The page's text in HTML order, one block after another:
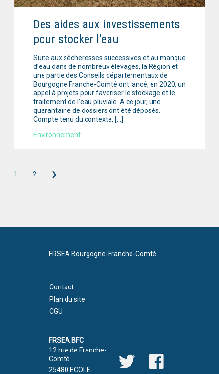
Des aides aux investissements
pour stocker l’eau
Suite aux sécheresses successives et au manque
d’eau dans de nombreux élevages, la Région et
une partie des Conseils départementaux de
Bourgogne Franche-Comté ont lancé, en 2020, un
appel à projets pour favoriser le stockage et le
traitement de l’eau pluviale. A ce jour, une
quarantaine de dossiers ont été déposés.
Compte tenu du contexte, […]
Environnement
1 2 ❯
FRSEA Bourgogne-Franche-Comté
Contact
Plan du site
CGU
FRSEA BFC
12 rue de Franche-
Comté
25480 ECOLE-